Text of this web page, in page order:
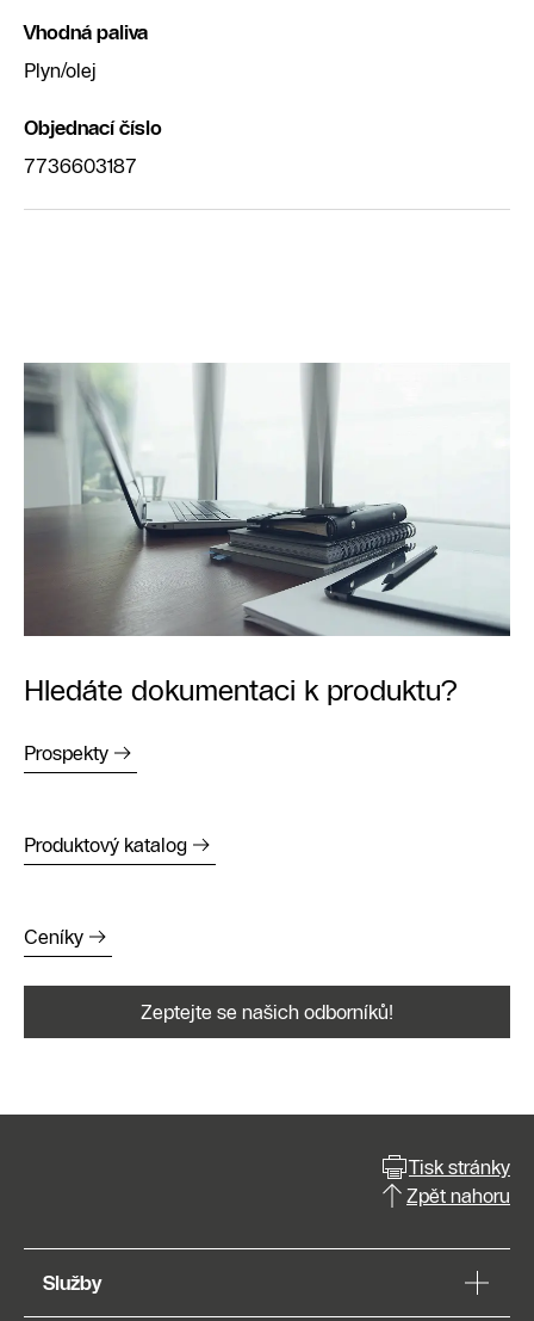
Vhodná paliva
Plyn/olej
Objednací číslo
7736603187
Hledáte dokumentaci k produktu?
Prospekty
Produktový katalog
Ceníky
Zeptejte se našich odborníků!
Tisk stránky
Zpět nahoru
Služby